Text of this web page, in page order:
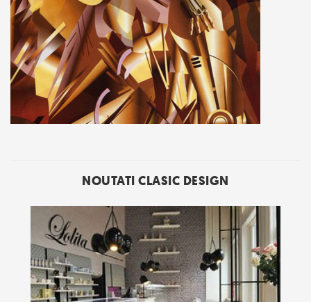
NOUTATI CLASIC DESIGN